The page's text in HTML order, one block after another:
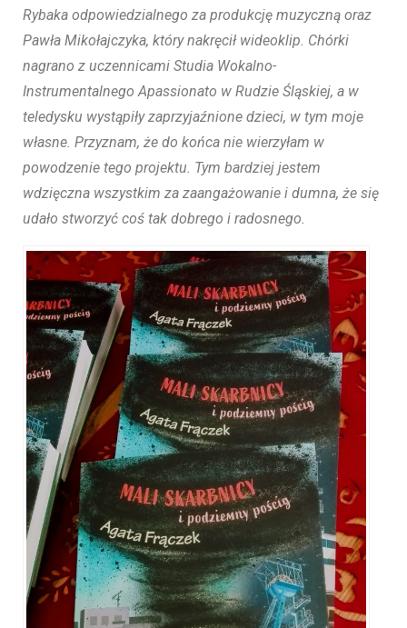
Rybaka odpowiedzialnego za produkcję muzyczną oraz
Pawła Mikołajczyka, który nakręcił wideoklip. Chórki
nagrano z uczennicami Studia Wokalno-
Instrumentalnego Apassionato w Rudzie Śląskiej, a w
teledysku wystąpiły zaprzyjaźnione dzieci, w tym moje
własne. Przyznam, że do końca nie wierzyłam w
powodzenie tego projektu. Tym bardziej jestem
wdzięczna wszystkim za zaangażowanie i dumna, że się
udało stworzyć coś tak dobrego i radosnego.